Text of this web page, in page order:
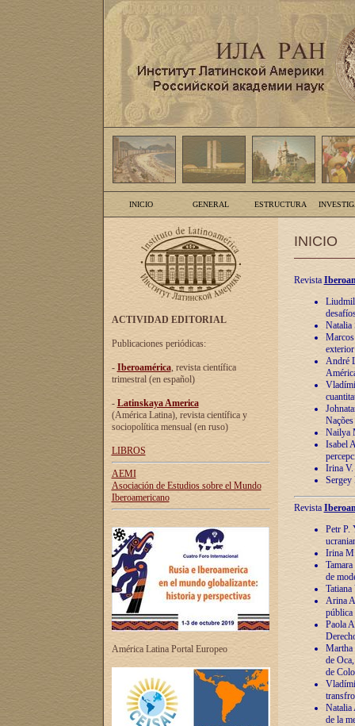
INICIO GENERAL ESTRUCTURA
ACTIVIDAD EDITORIAL
Publicaciones periódicas:
- Iberoamérica, revista científica
trimestral (en español)
- Latinskaya America
(América Latina), revista científica y
sociopolítica mensual (en ruso)
LIBROS
AEMI
Asociación de Estudios sobre el Mundo
Iberoamericano
América Latina Portal Europeo
INICIO
Revista
Natalia
André
Nailya
Isabel
Irina V.
Sergey
Revista
Petr P.
Irina
de
Arina
pública
Paola
Martha
de
de
Natalia
de la